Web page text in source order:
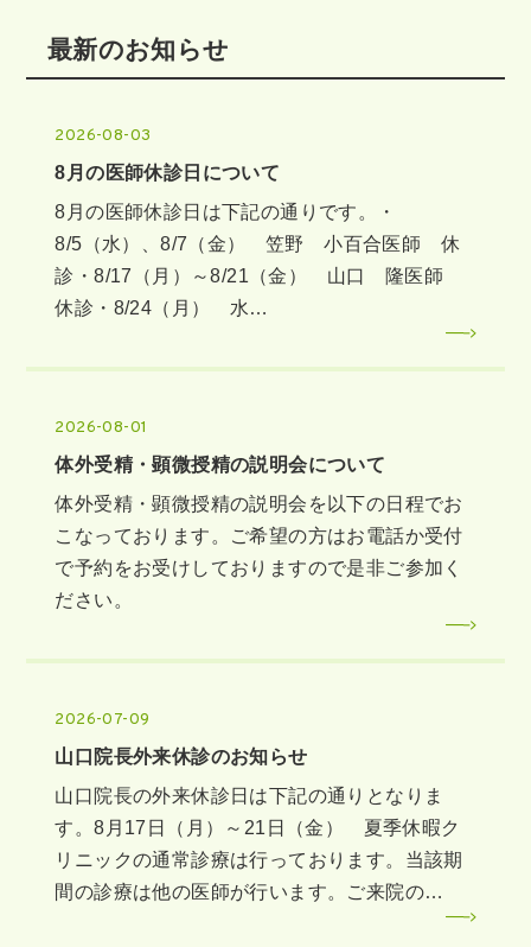
最新のお知らせ
2026-08-03
8月の医師休診日について
8月の医師休診日は下記の通りです。・
8/5（水）、8/7（金） 笠野 小百合医師 休
診・8/17（月）～8/21（金） 山口 隆医師
休診・8/24（月） 水…
2026-08-01
体外受精・顕微授精の説明会について
体外受精・顕微授精の説明会を以下の日程でお
こなっております。ご希望の方はお電話か受付
で予約をお受けしておりますので是非ご参加く
ださい。
2026-07-09
山口院長外来休診のお知らせ
山口院長の外来休診日は下記の通りとなりま
す。8月17日（月）～21日（金） 夏季休暇ク
リニックの通常診療は行っております。当該期
間の診療は他の医師が行います。ご来院の…